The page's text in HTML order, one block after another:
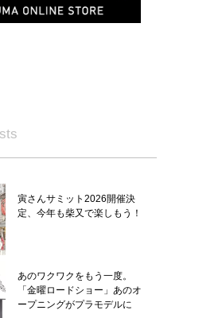
寅さんサミット2026開催決
定、今年も柴又で楽しもう！
あのワクワクをもう一度。
「金曜ロードショー」あのオ
ープニングがプラモデルに